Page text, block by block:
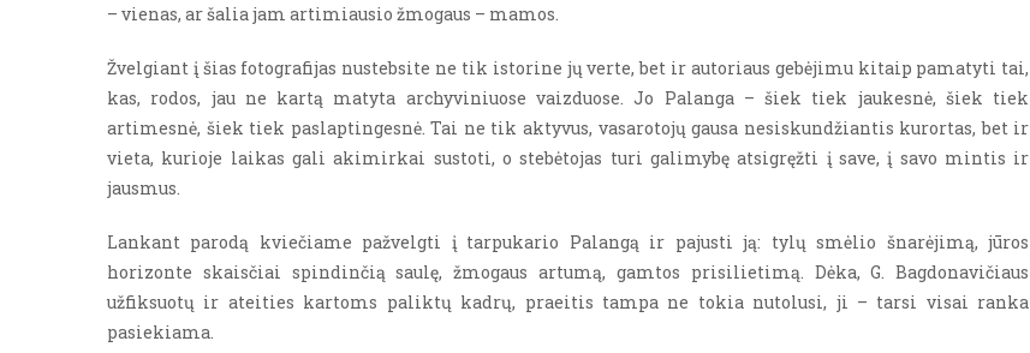
– vienas, ar šalia jam artimiausio žmogaus – mamos.
Žvelgiant į šias fotografijas nustebsite ne tik istorine jų verte, bet ir autoriaus gebėjimu kitaip pamatyti tai,
kas, rodos, jau ne kartą matyta archyviniuose vaizduose. Jo Palanga – šiek tiek jaukesnė, šiek tiek
artimesnė, šiek tiek paslaptingesnė. Tai ne tik aktyvus, vasarotojų gausa nesiskundžiantis kurortas, bet ir
vieta, kurioje laikas gali akimirkai sustoti, o stebėtojas turi galimybę atsigręžti į save, į savo mintis ir
jausmus.
Lankant parodą kviečiame pažvelgti į tarpukario Palangą ir pajusti ją: tylų smėlio šnarėjimą, jūros
horizonte skaisčiai spindinčią saulę, žmogaus artumą, gamtos prisilietimą. Dėka, G. Bagdonavičiaus
užfiksuotų ir ateities kartoms paliktų kadrų, praeitis tampa ne tokia nutolusi, ji – tarsi visai ranka
pasiekiama.